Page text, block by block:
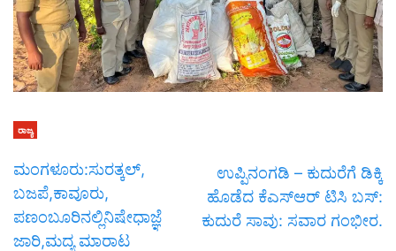
ರಾಜ್ಯ
ಮಂಗಳೂರು:ಸುರತ್ಕಲ್,
ಬಜಪೆ,ಕಾವೂರು,
ಪಣಂಬೂರಿನಲ್ಲಿನಿಷೇಧಾಜ್ಞೆ
ಜಾರಿ,ಮದ್ಯ ಮಾರಾಟ
ಉಪ್ಪಿನಂಗಡಿ – ಕುದುರೆಗೆ ಡಿಕ್ಕಿ
ಹೊಡೆದ ಕೆಎಸ್ಆರ್ ಟಿಸಿ ಬಸ್:
ಕುದುರೆ ಸಾವು: ಸವಾರ ಗಂಭೀರ.